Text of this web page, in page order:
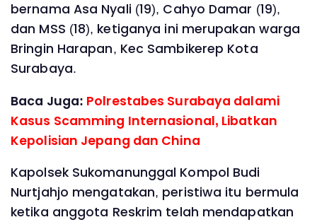
bernama Asa Nyali (19), Cahyo Damar (19),
dan MSS (18), ketiganya ini merupakan warga
Bringin Harapan, Kec Sambikerep Kota
Surabaya.
Baca Juga: Polrestabes Surabaya dalami
Kasus Scamming Internasional, Libatkan
Kepolisian Jepang dan China
Kapolsek Sukomanunggal Kompol Budi
Nurtjahjo mengatakan, peristiwa itu bermula
ketika anggota Reskrim telah mendapatkan